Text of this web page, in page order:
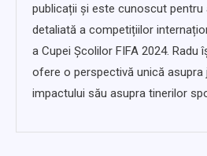
publicații și este cunoscut pentru
detaliată a competițiilor
a Cupei Școlilor FIFA 2024. Radu
ofere o perspectivă unică asupra
impactului său asupra tinerilor